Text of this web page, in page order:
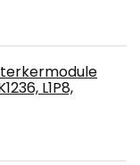
L1P8,